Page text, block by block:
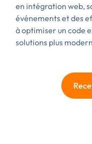
en intégration web,
événements et des
à optimiser un code
solutions plus